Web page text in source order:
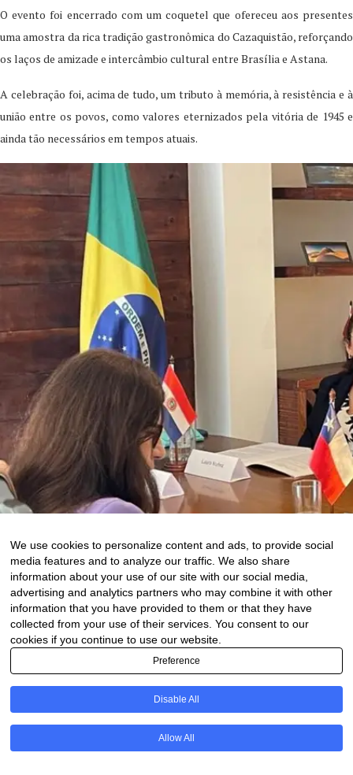
O evento foi encerrado com um coquetel que ofereceu aos presentes
uma amostra da rica tradição gastronômica do Cazaquistão, reforçando
os laços de amizade e intercâmbio cultural entre Brasília e Astana.
A celebração foi, acima de tudo, um tributo à memória, à resistência e à
união entre os povos, como valores eternizados pela vitória de 1945 e
ainda tão necessários em tempos atuais.
13 de May de 2025 0 comments
We use cookies to personalize content and ads, to provide social
media features and to analyze our traffic. We also share
information about your use of our site with our social media,
advertising and analytics partners who may combine it with other
information that you have provided to them or that they have
collected from your use of their services. You consent to our
cookies if you continue to use our website.
Preference
Disable All
Allow All